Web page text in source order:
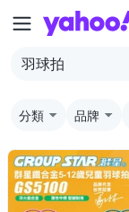
分類 品牌